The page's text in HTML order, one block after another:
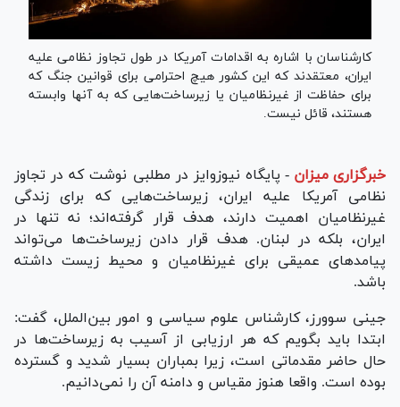
کارشناسان با اشاره به اقدامات آمریکا در طول تجاوز نظامی علیه
ایران، معتقدند که این کشور هیچ احترامی برای قوانین جنگ که
برای حفاظت از غیرنظامیان یا زیرساخت‌هایی که به آنها وابسته
هستند، قائل نیست.
خبرگزاری میزان - پایگاه نیوزوایز در مطلبی نوشت که در تجاوز
نظامی آمریکا علیه ایران، زیرساخت‌هایی که برای زندگی
غیرنظامیان اهمیت دارند، هدف قرار گرفته‌اند؛ نه تنها در
ایران، بلکه در لبنان. هدف قرار دادن زیرساخت‌ها می‌تواند
پیامد‌های عمیقی برای غیرنظامیان و محیط زیست داشته
باشد.
جینی سوورز، کارشناس علوم سیاسی و امور بین‌الملل، گفت:
ابتدا باید بگویم که هر ارزیابی از آسیب به زیرساخت‌ها در
حال حاضر مقدماتی است، زیرا بمباران بسیار شدید و گسترده
بوده است. واقعا هنوز مقیاس و دامنه آن را نمی‌دانیم.